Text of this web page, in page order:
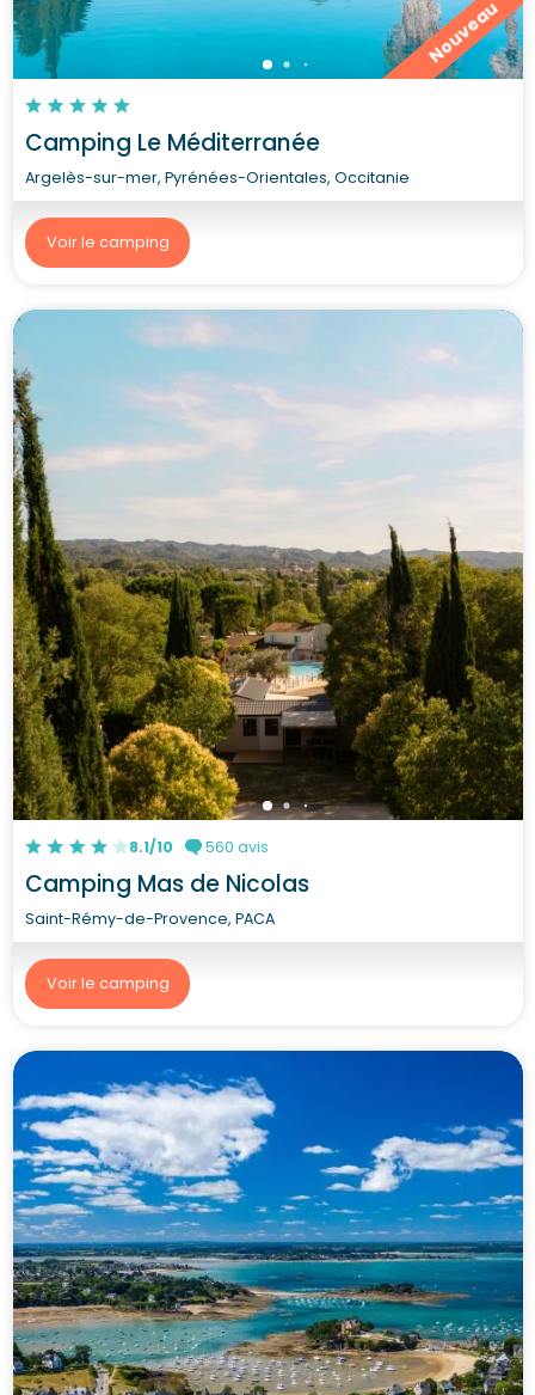
Nouveau
Camping Le Méditerranée
Argelès-sur-mer, Pyrénées-Orientales, Occitanie
Voir le camping
8.1/10 560 avis
Camping Mas de Nicolas
Saint-Rémy-de-Provence, PACA
Voir le camping